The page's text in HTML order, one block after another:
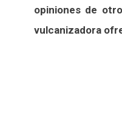
opiniones de
vulcanizadora